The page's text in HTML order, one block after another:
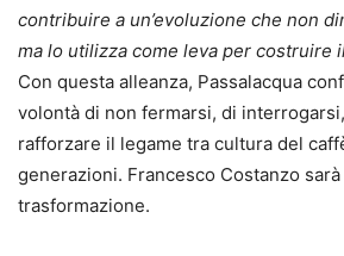
contribuire a un’evoluzione che non
ma lo utilizza come leva per costruire
Con questa alleanza, Passalacqua
volontà di non fermarsi, di
rafforzare il legame tra cultura del
generazioni. Francesco Costanzo
trasformazione.